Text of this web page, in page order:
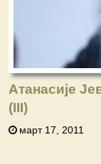
Атанасије
(III)
март 17, 2011